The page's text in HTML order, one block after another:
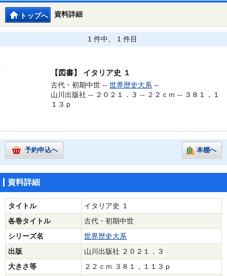
資料詳細
トップへ
1 件中、 1 件目
【図書】 イタリア史 １
古代・初期中世 -- 世界歴史大系 --
山川出版社 -- ２０２１．３ -- ２２ｃｍ -- ３８１，１
１３ｐ
予約申込へ 本棚へ
資料詳細
タイトル
イタリア史 １
各巻タイトル
古代・初期中世
シリーズ名
世界歴史大系
出版
山川出版社 ２０２１．３
大きさ等
２２ｃｍ ３８１，１１３ｐ